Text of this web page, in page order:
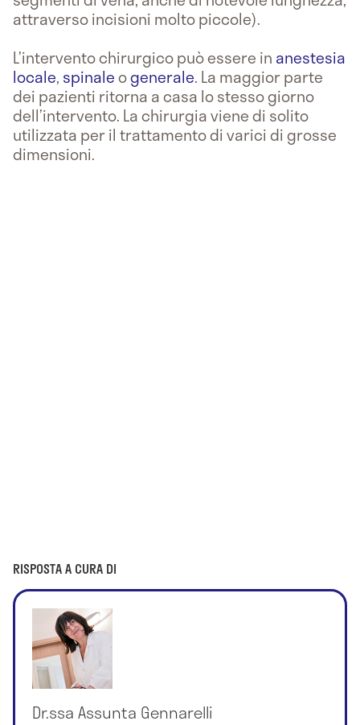
attraverso incisioni molto piccole).
L’intervento chirurgico può essere in anestesia
locale, spinaleogenerale. La maggior parte
dei pazienti ritorna a casa lo stesso giorno
dell’intervento. La chirurgia viene di solito
utilizzata per il trattamento di varici di grosse
dimensioni.
RISPOSTA A CURA DI
Dr.ssa Assunta Gennarelli